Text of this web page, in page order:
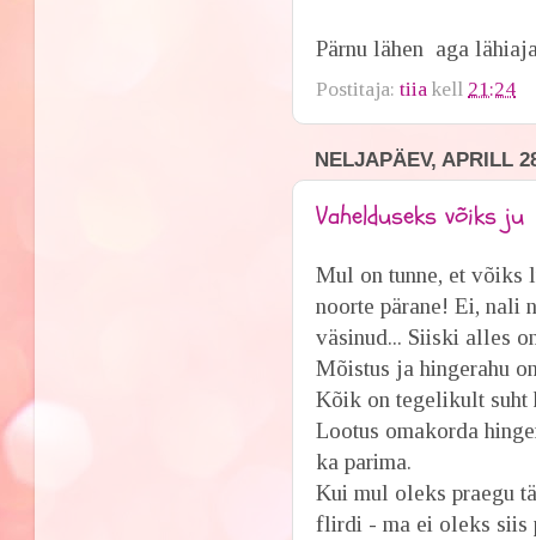
Pärnu lähen aga
Postitaja:tiia kell 21:24
NELJAPÄEV, APRILL
Vahelduseks võiks ju
Mul on tunne, et võiks
noorte pärane! Ei, nali
väsinud... Siiski alles
Mõistus ja hingerahu
Kõik on tegelikult suht
Lootus omakorda
ka parima.
Kui mul oleks praegu
flirdi - ma ei oleks siis